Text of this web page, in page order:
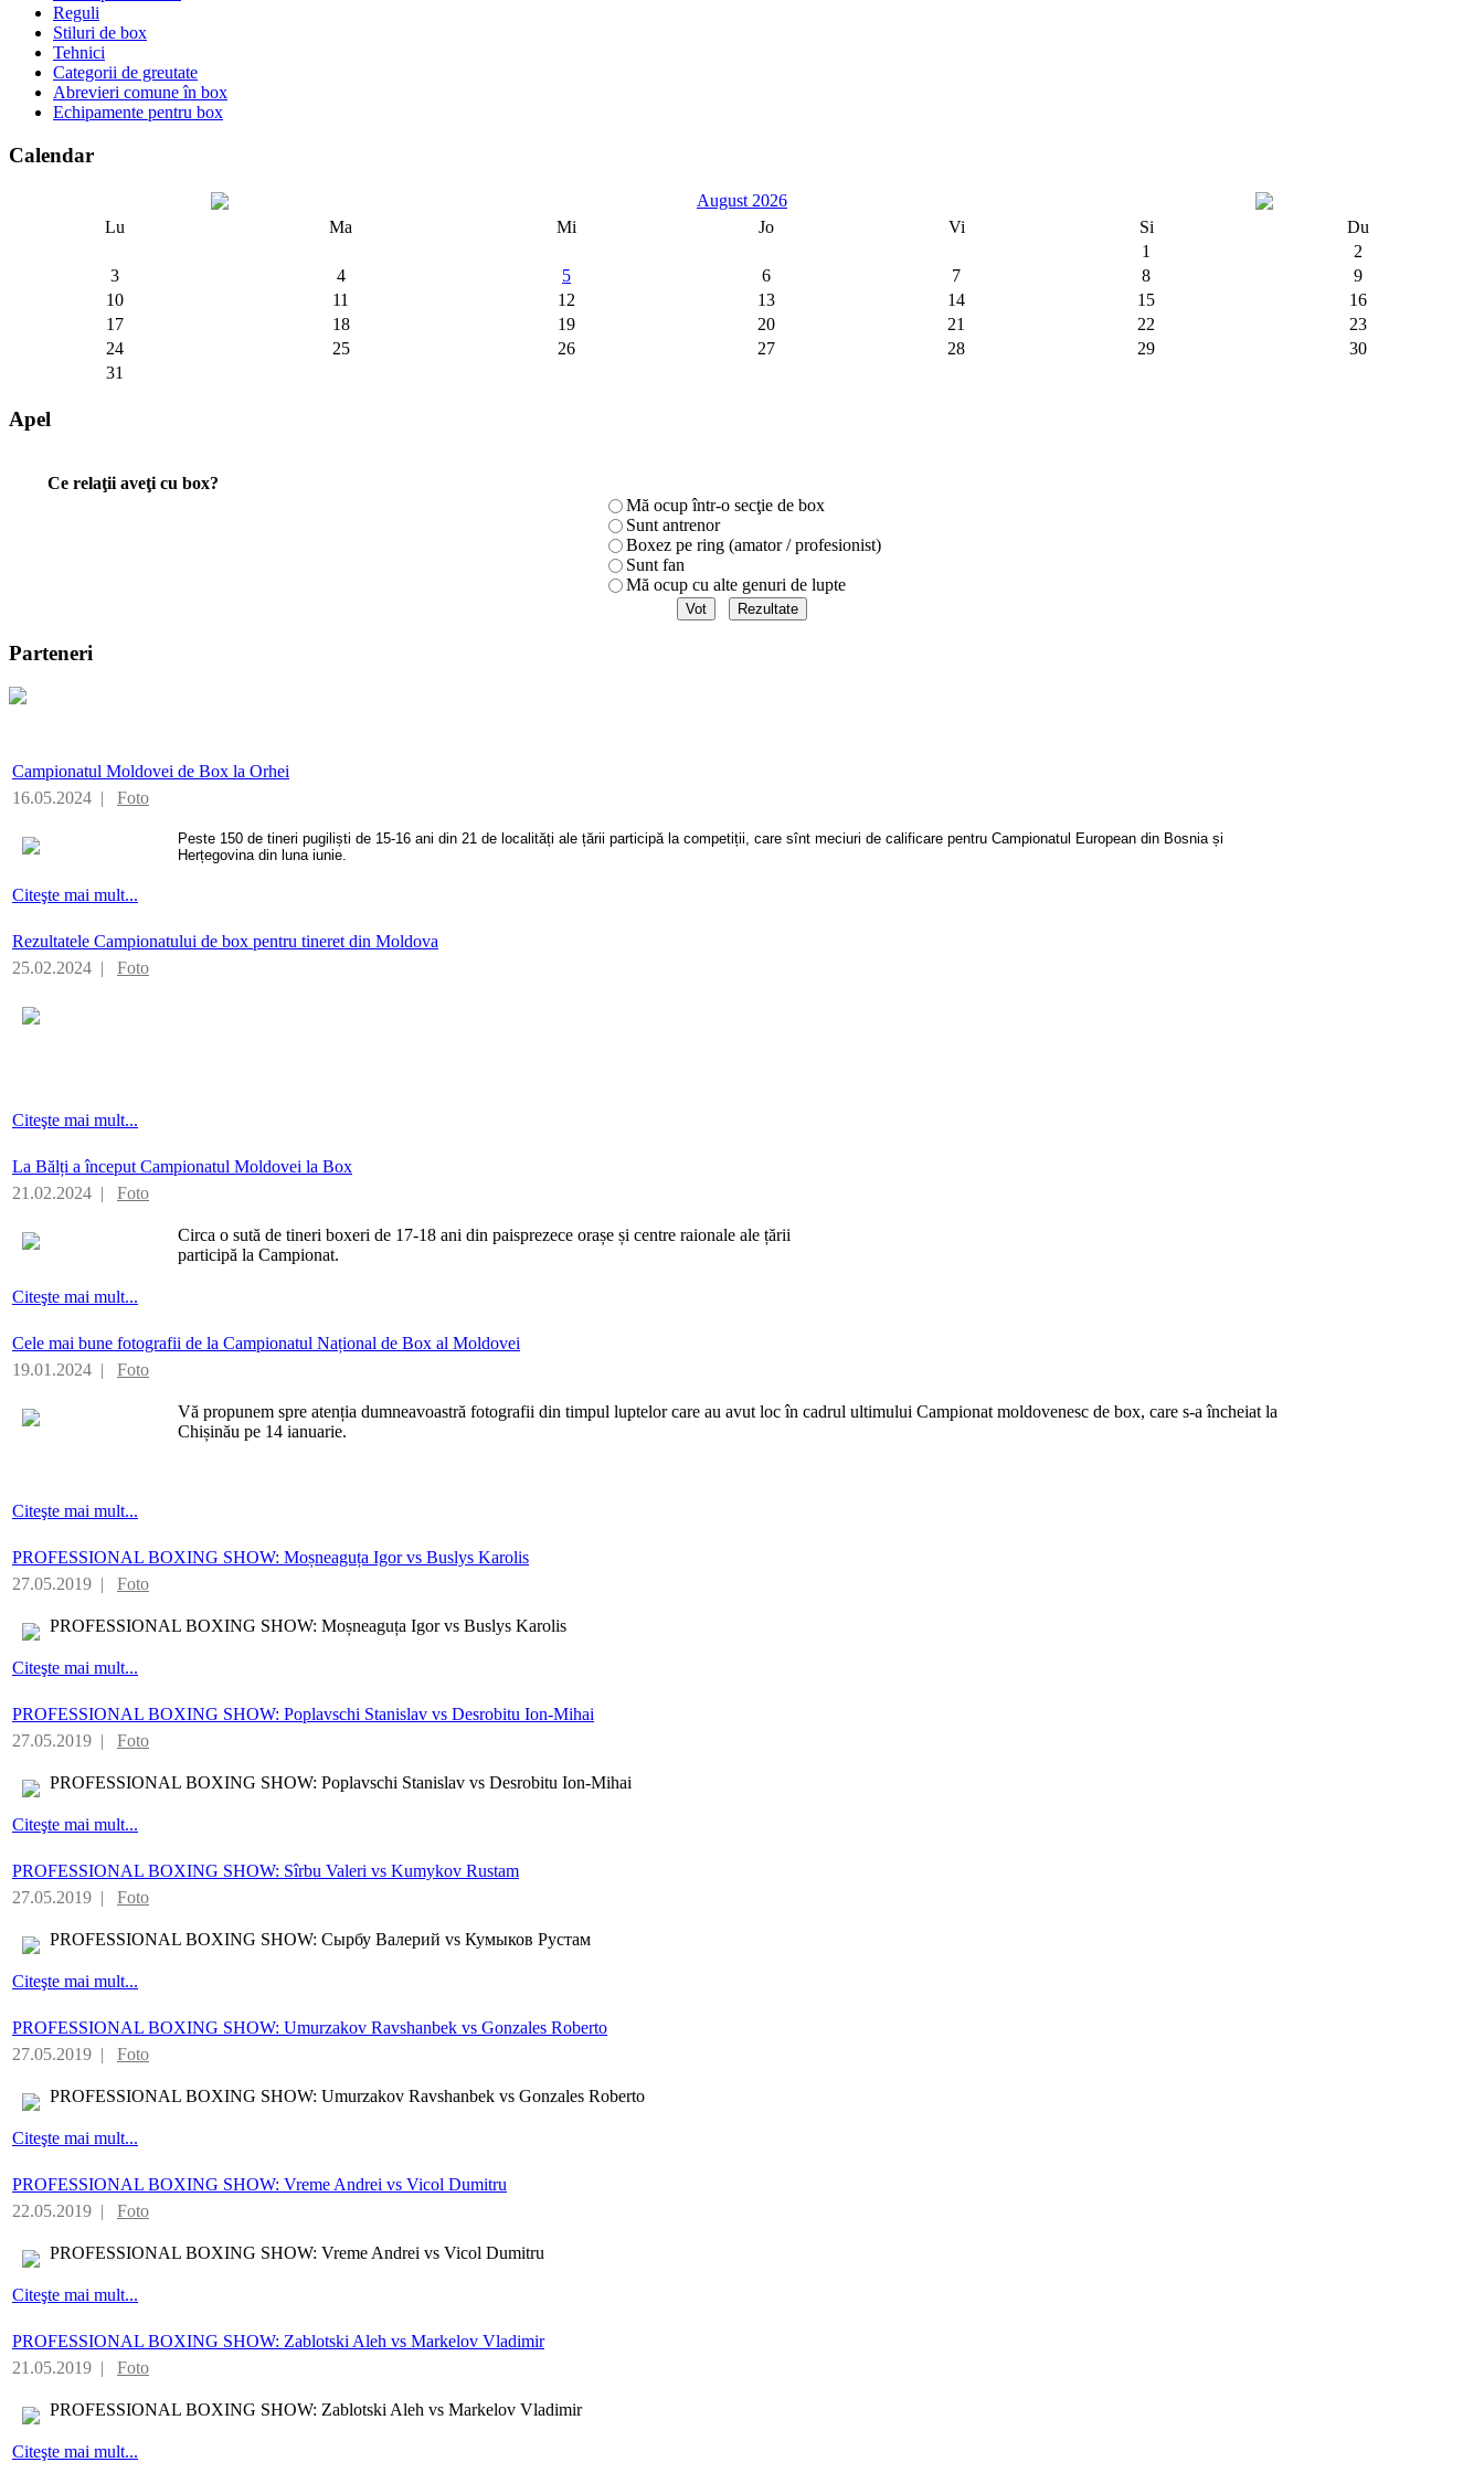
Reguli
Stiluri de box
Tehnici
Categorii de greutate
Abrevieri comune în box
Echipamente pentru box
Calendar
August 2026
Lu
Ma Mi Jo Vi Si
Du
1
2
3
4 5 6 7 8
9
10
11 12 13 14 15
16
17
18 19 20 21 22
23
24
25 26 27 28 29
30
31
Apel
Ce relaţii aveţi cu box?
Mă ocup într-o secţie de box
Sunt antrenor
Boxez pe ring (amator / profesionist)
Sunt fan
Mă ocup cu alte genuri de lupte
Parteneri
Campionatul Moldovei de Box la Orhei
16.05.2024 | Foto
Peste 150 de tineri pugiliști de 15-16 ani din 21 de localități ale țării participă la competiții, care sînt meciuri de calificare pentru Campionatul European din Bosnia și
Herțegovina din luna iunie.
Citeşte mai mult...
Rezultatele Campionatului de box pentru tineret din Moldova
25.02.2024 | Foto
Citeşte mai mult...
La Bălți a început Campionatul Moldovei la Box
21.02.2024 | Foto
Circa o sută de tineri boxeri de 17-18 ani din paisprezece orașe și centre raionale ale țării
participă la Campionat.
Citeşte mai mult...
Cele mai bune fotografii de la Campionatul Național de Box al Moldovei
19.01.2024 | Foto
Vă propunem spre atenția dumneavoastră fotografii din timpul luptelor care au avut loc în cadrul ultimului Campionat moldovenesc de box, care s-a încheiat la
Chișinău pe 14 ianuarie.
Citeşte mai mult...
PROFESSIONAL BOXING SHOW: Moșneaguța Igor vs Buslys Karolis
27.05.2019 | Foto
PROFESSIONAL BOXING SHOW: Moșneaguța Igor vs Buslys Karolis
Citeşte mai mult...
PROFESSIONAL BOXING SHOW: Poplavschi Stanislav vs Desrobitu Ion-Mihai
27.05.2019 | Foto
PROFESSIONAL BOXING SHOW: Poplavschi Stanislav vs Desrobitu Ion-Mihai
Citeşte mai mult...
PROFESSIONAL BOXING SHOW: Sîrbu Valeri vs Kumykov Rustam
27.05.2019 | Foto
PROFESSIONAL BOXING SHOW: Сырбу Валерий vs Кумыков Рустам
Citeşte mai mult...
PROFESSIONAL BOXING SHOW: Umurzakov Ravshanbek vs Gonzales Roberto
27.05.2019 | Foto
PROFESSIONAL BOXING SHOW: Umurzakov Ravshanbek vs Gonzales Roberto
Citeşte mai mult...
PROFESSIONAL BOXING SHOW: Vreme Andrei vs Vicol Dumitru
22.05.2019 | Foto
PROFESSIONAL BOXING SHOW: Vreme Andrei vs Vicol Dumitru
Citeşte mai mult...
PROFESSIONAL BOXING SHOW: Zablotski Aleh vs Markelov Vladimir
21.05.2019 | Foto
PROFESSIONAL BOXING SHOW: Zablotski Aleh vs Markelov Vladimir
Citeşte mai mult...